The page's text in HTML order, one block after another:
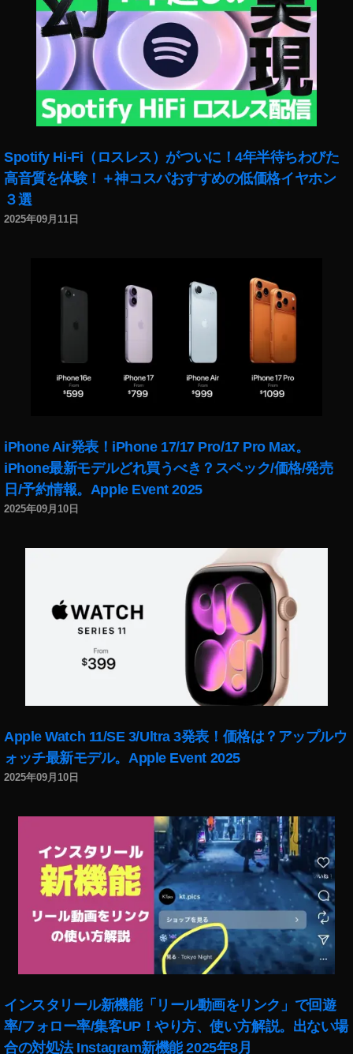
Spotify Hi-Fi（ロスレス）がついに！4年半待ちわびた
高音質を体験！＋神コスパおすすめの低価格イヤホン
３選
2025年09月11日
iPhone Air発表！iPhone 17/17 Pro/17 Pro Max。
iPhone最新モデルどれ買うべき？スペック/価格/発売
日/予約情報。Apple Event 2025
2025年09月10日
Apple Watch 11/SE 3/Ultra 3発表！価格は？アップルウ
ォッチ最新モデル。Apple Event 2025
2025年09月10日
インスタリール新機能「リール動画をリンク」で回遊
率/フォロー率/集客UP！やり方、使い方解説。出ない場
合の対処法 Instagram新機能 2025年8月